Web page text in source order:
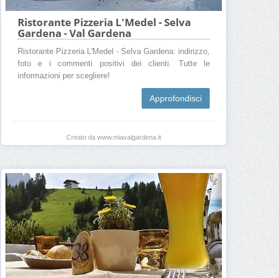
Ristorante Pizzeria L'Medel - Selva
Gardena - Val Gardena
Ristorante Pizzeria L'Medel - Selva Gardena: indirizzo,
foto e i commenti positivi dei clienti. Tutte le
informazioni per scegliere!
Approfondisci
Creato da www.miavalgardena.it